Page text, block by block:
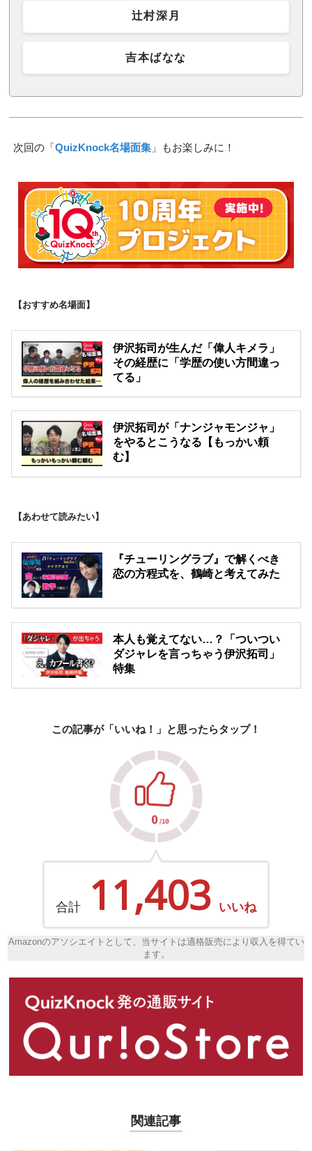
辻村深月
吉本ばなな
次回の「QuizKnock名場面集」もお楽しみに！
【おすすめ名場面】
伊沢拓司が生んだ「偉人キメラ」
その経歴に「学歴の使い方間違っ
てる」
伊沢拓司が「ナンジャモンジャ」
をやるとこうなる【もっかい頼
む】
【あわせて読みたい】
『チューリングラブ』で解くべき
恋の方程式を、鶴崎と考えてみた
本人も覚えてない…？「ついつい
ダジャレを言っちゃう伊沢拓司」
特集
この記事が「いいね！」と思ったらタップ！
合計 11,403 いいね
Amazonのアソシエイトとして、当サイトは適格販売により収入を得てい
ます。
関連記事